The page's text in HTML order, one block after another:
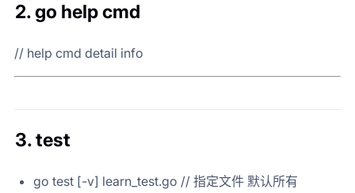
2. go help cmd
// help cmd detail info
3. test
go test [-v] learn_test.go // 指定文件 默认所有